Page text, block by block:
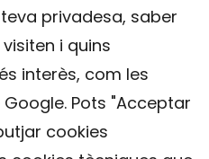
privadesa, saber
i quins
interès, com les
Pots "Acceptar
cookies